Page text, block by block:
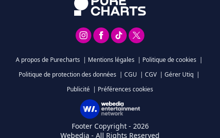
A propos de Purecharts | Mentions légales | Politique de cookies |
Politique de protection des données | CGU | CGV | Gérer Utiq |
Publicité | Préférences cookies
Footer Copyright - 2026
Webedia - All Rights Reserved